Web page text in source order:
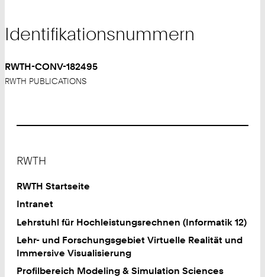
Identifikationsnummern
RWTH-CONV-182495
RWTH PUBLICATIONS
RWTH
RWTH Startseite
Intranet
Lehrstuhl für Hochleistungsrechnen (Informatik 12)
Lehr- und Forschungsgebiet Virtuelle Realität und
Immersive Visualisierung
Profilbereich Modeling & Simulation Sciences